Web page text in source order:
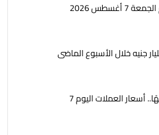
2026
الدينار الكويتي بـ 162.32 جنيهًا.. أسعار العملات اليوم 7